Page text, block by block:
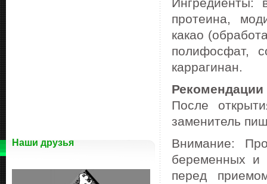
Наши друзья
протеина,
какао
полифосфат,
каррагинан.
После
заменитель
Внимание:
беременных и
перед